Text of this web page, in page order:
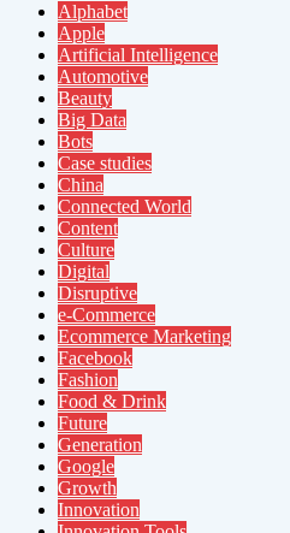
Alphabet
Apple
Artificial Intelligence
Automotive
Beauty
Big Data
Bots
Case studies
China
Connected World
Content
Culture
Digital
Disruptive
e-Commerce
Ecommerce Marketing
Facebook
Fashion
Food & Drink
Future
Generation
Google
Growth
Innovation